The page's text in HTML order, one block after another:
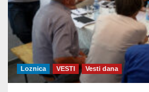
Loznica VESTI Vesti dana